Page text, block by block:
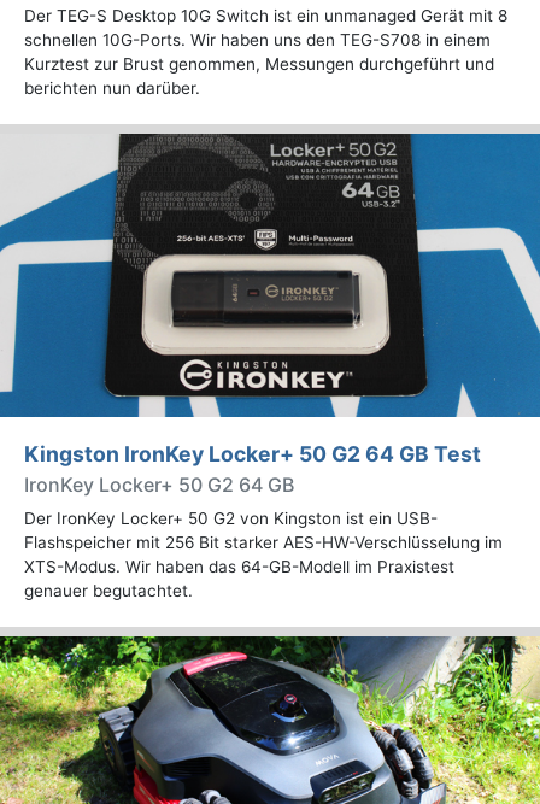
Der TEG-S Desktop 10G Switch ist ein unmanaged Gerät mit 8
schnellen 10G-Ports. Wir haben uns den TEG-S708 in einem
Kurztest zur Brust genommen, Messungen durchgeführt und
berichten nun darüber.
Kingston IronKey Locker+ 50 G2 64 GB Test
IronKey Locker+ 50 G2 64 GB
Der IronKey Locker+ 50 G2 von Kingston ist ein USB-
Flashspeicher mit 256 Bit starker AES-HW-Verschlüsselung im
XTS-Modus. Wir haben das 64-GB-Modell im Praxistest
genauer begutachtet.